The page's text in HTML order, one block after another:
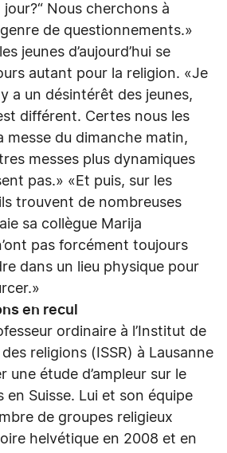
Nous cherchons à
de questionnements.»
jeunes d’aujourd’hui se
autant pour la religion. «Je
y a un désintérêt des jeunes,
différent. Certes nous les
messe du dimanche matin,
messes plus dynamiques
pas.» «Et puis, sur les
trouvent de nombreuses
sa collègue Marija
pas forcément toujours
dans un lieu physique pour
en recul
ordinaire à l’Institut de
religions (ISSR) à Lausanne
une étude d’ampleur sur le
en Suisse. Lui et son équipe
de groupes religieux
helvétique en 2008 et en